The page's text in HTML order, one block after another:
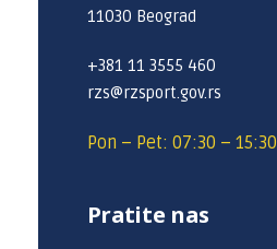
11030 Beograd
+381 11 3555 460
rzs@rzsport.gov.rs
Pon – Pet: 07:30 – 15:30
Pratite nas